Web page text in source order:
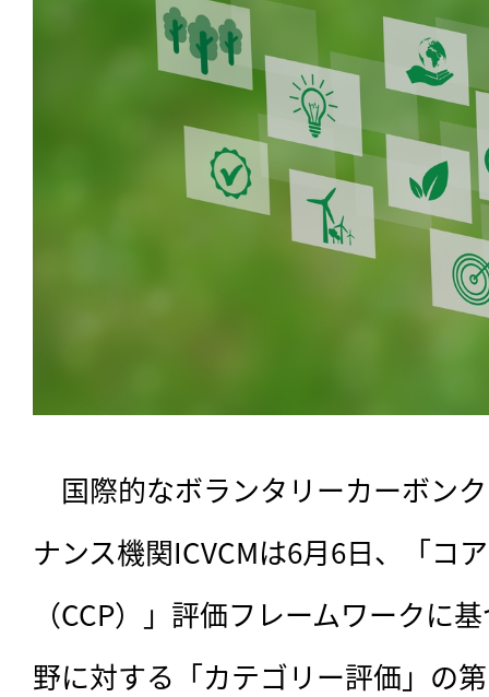
国際的なボランタリーカーボン
ナンス機関ICVCMは6月6日、「コ
（CCP）」評価フレームワークに
野に対する「カテゴリー評価」の